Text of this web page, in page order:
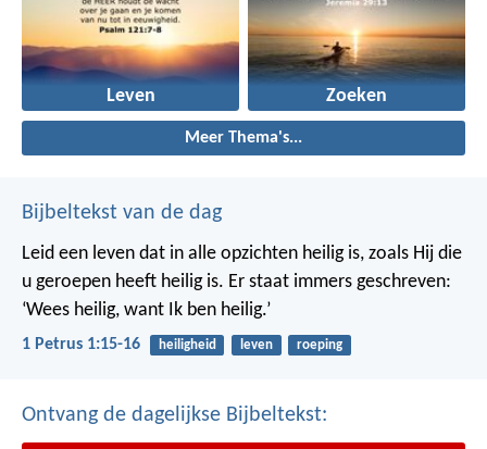
Leven Zoeken
Meer Thema's...
Bijbeltekst van de dag
Leid een leven dat in alle opzichten heilig is, zoals Hij die
u geroepen heeft heilig is. Er staat immers geschreven:
‘Wees heilig, want Ik ben heilig.’
1 Petrus 1:15-16 heiligheid leven roeping
Ontvang de dagelijkse Bijbeltekst: